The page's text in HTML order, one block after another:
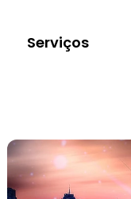
Serviços